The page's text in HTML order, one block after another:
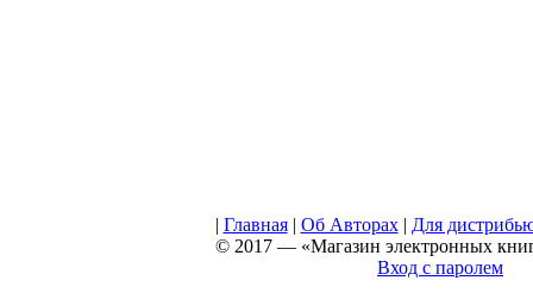
| Главная| Об Авторах| Для
© 2017 — «Магазин электронных
Вход с паролем